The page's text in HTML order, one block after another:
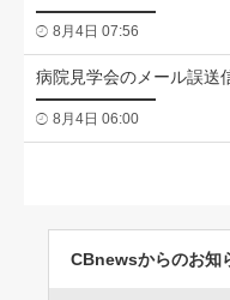
8月4日 07:56
病院見学会のメール誤送
8月4日 06:00
CBnewsからのお知